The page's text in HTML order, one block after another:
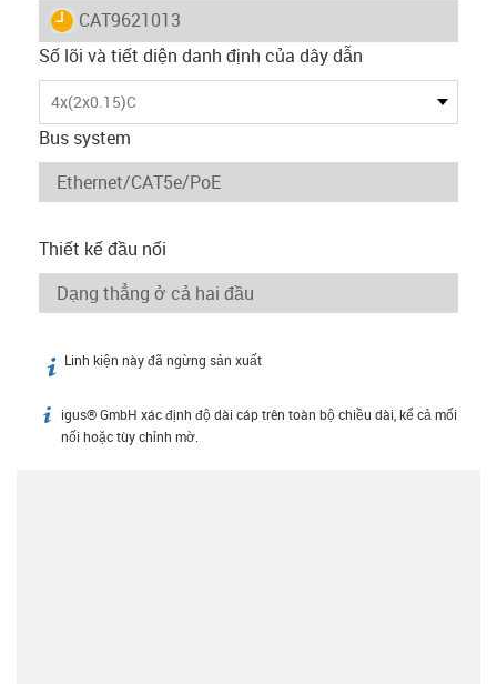
igus-icon-lieferzeit
CAT9621013
Số lõi và tiết diện danh định của dây dẫn
4x(2x0.15)C
Bus system
Thiết kế đầu nối
igus-icon-info
Linh kiện này đã ngừng sản xuất
igus-icon-info
igus® GmbH xác định độ dài cáp trên toàn bộ chiều dài, kể cả mối
nối hoặc tùy chỉnh mờ.